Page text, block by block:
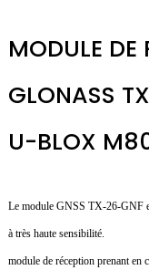
MODULE DE
GLONASS
U-BLOX
Le module GNSS TX-26-GNF
à très haute sensibilité.
module de réception prenant en